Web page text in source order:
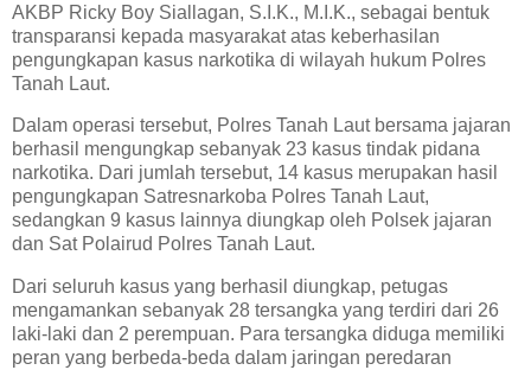
AKBP Ricky Boy Siallagan, S.I.K., M.I.K., sebagai bentuk
transparansi kepada masyarakat atas keberhasilan
pengungkapan kasus narkotika di wilayah hukum Polres
Tanah Laut.
Dalam operasi tersebut, Polres Tanah Laut bersama jajaran
berhasil mengungkap sebanyak 23 kasus tindak pidana
narkotika. Dari jumlah tersebut, 14 kasus merupakan hasil
pengungkapan Satresnarkoba Polres Tanah Laut,
sedangkan 9 kasus lainnya diungkap oleh Polsek jajaran
dan Sat Polairud Polres Tanah Laut.
Dari seluruh kasus yang berhasil diungkap, petugas
mengamankan sebanyak 28 tersangka yang terdiri dari 26
laki-laki dan 2 perempuan. Para tersangka diduga memiliki
peran yang berbeda-beda dalam jaringan peredaran